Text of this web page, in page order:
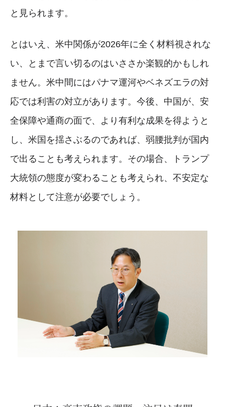
と見られます。
とはいえ、米中関係が2026年に全く材料視されな
い、とまで言い切るのはいささか楽観的かもしれ
ません。米中間にはパナマ運河やベネズエラの対
応では利害の対立があります。今後、中国が、安
全保障や通商の面で、より有利な成果を得ようと
し、米国を揺さぶるのであれば、弱腰批判が国内
で出ることも考えられます。その場合、トランプ
大統領の態度が変わることも考えられ、不安定な
材料として注意が必要でしょう。